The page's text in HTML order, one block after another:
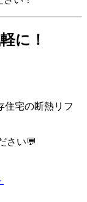
に！
住宅の断熱リフ
さい💬